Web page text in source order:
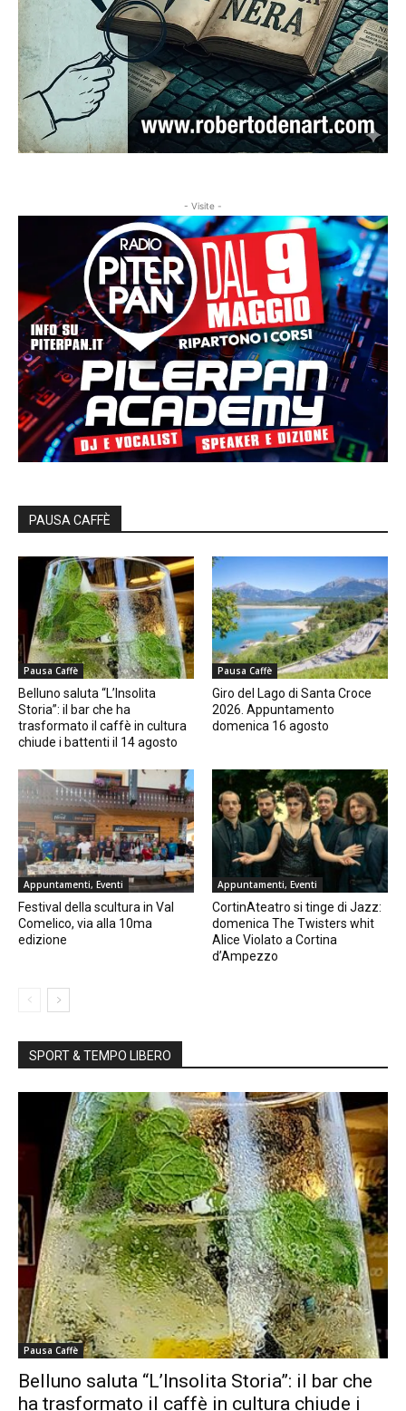
- Visite -
PAUSA CAFFÈ
Pausa Caffè
Belluno saluta “L’Insolita
Storia”: il bar che ha
trasformato il caffè in cultura
chiude i battenti il 14 agosto
Pausa Caffè
Giro del Lago di Santa Croce
2026. Appuntamento
domenica 16 agosto
Appuntamenti, Eventi
Festival della scultura in Val
Comelico, via alla 10ma
edizione
Appuntamenti, Eventi
CortinAteatro si tinge di Jazz:
domenica The Twisters whit
Alice Violato a Cortina
d’Ampezzo
SPORT & TEMPO LIBERO
Pausa Caffè
Belluno saluta “L’Insolita Storia”: il bar che
ha trasformato il caffè in cultura chiude i